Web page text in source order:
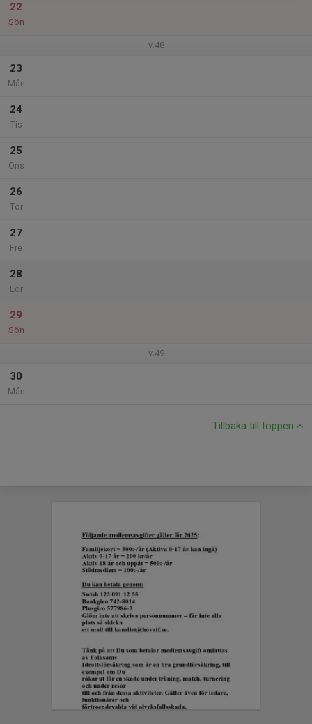
22
Sön
v.48
23
Mån
24
Tis
25
Ons
26
Tor
27
Fre
28
Lör
29
Sön
v.49
30
Mån
Tillbaka till toppen